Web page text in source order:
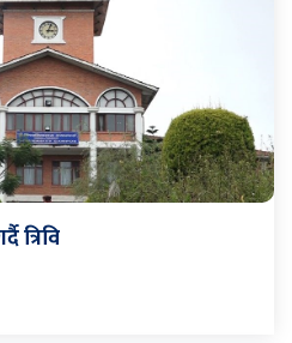
त्रिवि